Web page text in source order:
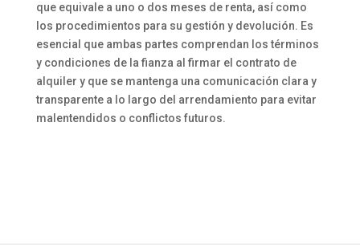
que equivale a uno o dos meses de renta, así como
los procedimientos para su gestión y devolución. Es
esencial que ambas partes comprendan los términos
y condiciones de la fianza al firmar el contrato de
alquiler y que se mantenga una comunicación clara y
transparente a lo largo del arrendamiento para evitar
malentendidos o conflictos futuros.